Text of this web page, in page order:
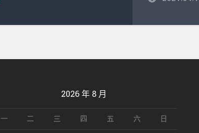
章
覽
2026 年 8 月
一 二 三 四 五 六 日